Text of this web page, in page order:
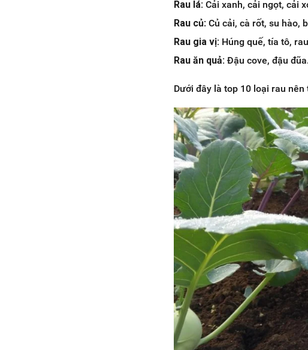
Rau lá:Cải xanh, cải ngọt, cải
Rau củ: Củ cải, cà rốt, su hào,
Rau gia vị: Húng quế, tía tô,
Rau ăn quả: Đậu cove, đậu
Dưới đây là top 10 loại rau